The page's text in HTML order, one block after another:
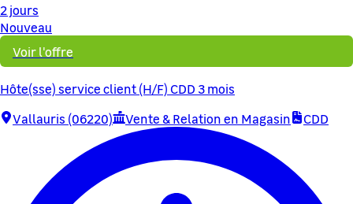
2 jours
Nouveau
Voir l'offre
Hôte(sse) service client (H/F) CDD 3 mois
Vallauris (06220)
Vente & Relation en Magasin CDD